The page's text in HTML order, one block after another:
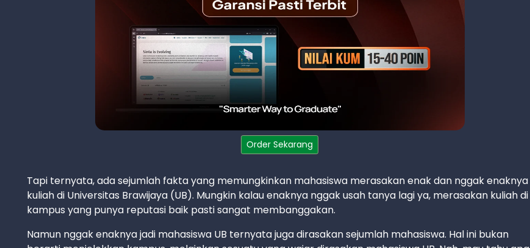
Order Sekarang
Tapi ternyata, ada sejumlah fakta yang memungkinkan mahasiswa merasakan enak dan nggak enaknya
kuliah di Universitas Brawijaya (UB). Mungkin kalau enaknya nggak usah tanya lagi ya, merasakan kuliah di
kampus yang punya reputasi baik pasti sangat membanggakan.
Namun nggak enaknya jadi mahasiswa UB ternyata juga dirasakan sejumlah mahasiswa. Hal ini bukan